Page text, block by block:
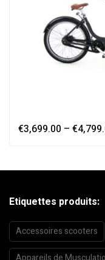
€3,699.00 – €
Etiquettes produits:
Accessoires scooters